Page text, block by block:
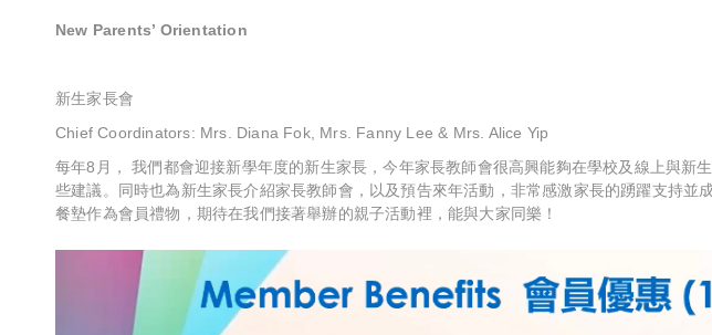
New Parents’ Orientation
新生家長會
Chief Coordinators: Mrs. Diana Fok, Mrs. Fanny Lee & Mrs. Alice Yip
每年8月， 我們都會迎接新學年度的新生家長，今年家長教師會很高興能夠在學校及線上與新
些建議。同時也為新生家長介紹家長教師會，以及預告來年活動，非常感激家長的踴躍支持並
餐墊作為會員禮物，期待在我們接著舉辦的親子活動裡，能與大家同樂！